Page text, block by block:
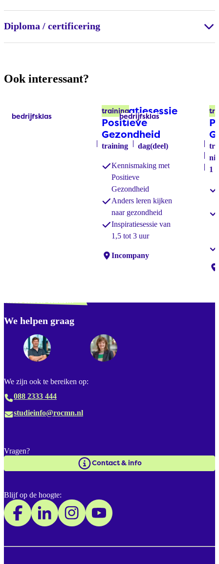
Diploma / certificering
Ook interessant?
Inspiratiesessie
Positieve
Gezondheid
training dag(deel)
training
Kennismaking met
Positieve
Gezondheid
Anders leren kijken
naar gezondheid
Inspiratiesessie van
1,5 tot 3 uur
Locaties:
Incompany
Labels:
bedrijfsklas
1
Labels:
bedrijfsklas
We helpen graag
We zijn ook te bereiken op:
088 2333 444
studieinfo@rocmn.nl
Vragen?
Contact & info
Blijf op de hoogte:
Footer